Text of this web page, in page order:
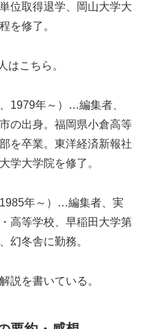
位取得退学、岡山大学大
を修了。
はこちら。
1979年～）…編集者、
の出身。福岡県小倉高等
を卒業。東洋経済新報社
学大学院を修了。
1985年～）…編集者、実
高等学校、早稲田大学第
幻冬舎に勤務。
説を書いている。